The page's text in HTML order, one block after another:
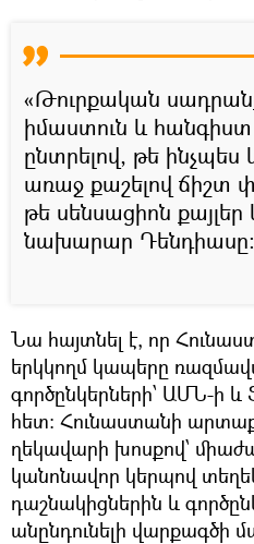
«Թուրքական
իմաստուն և
ընտրելով, թե ինչպես
առաջ քաշելով ճիշտ
թե սենսացիոն
նախարար Դենդիասը։
Նա հայտնել է, որ
երկկողմ կապերը
գործընկերների՝ ԱՄՆ-ի և
հետ։ Հունաստանի
ղեկավարի խոսքով՝
կանոնավոր կերպով
դաշնակիցներին և
անընդունելի վարքագծի